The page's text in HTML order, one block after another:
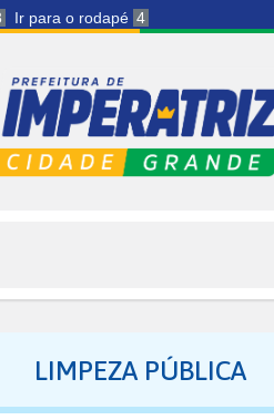
Ir para o rodapé 4
LIMPEZA PÚBLICA